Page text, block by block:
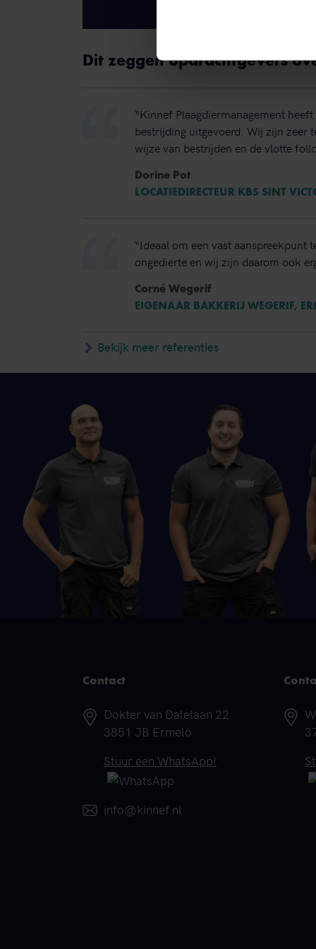
Dit zeggen opdrachtgevers
“Kinnef Plaagdiermanagement
bestrijding uitgevoerd. Wij zijn zeer
wijze van bestrijden en de vlotte
Dorine Pot
LOCATIEDIRECTEUR KBS SINT
“Ideaal om een vast aanspreekpunt
ongedierte en wij zijn daarom ook
Corné Wegerif
EIGENAAR BAKKERIJ WEGERIF,
Bekijk meer referenties
Contact
Adres
Dokter van Dalelaan 22
3851 JB Ermelo
Telefoonnummer
Stuur een WhatsApp!
E-mail
info@kinnef.nl